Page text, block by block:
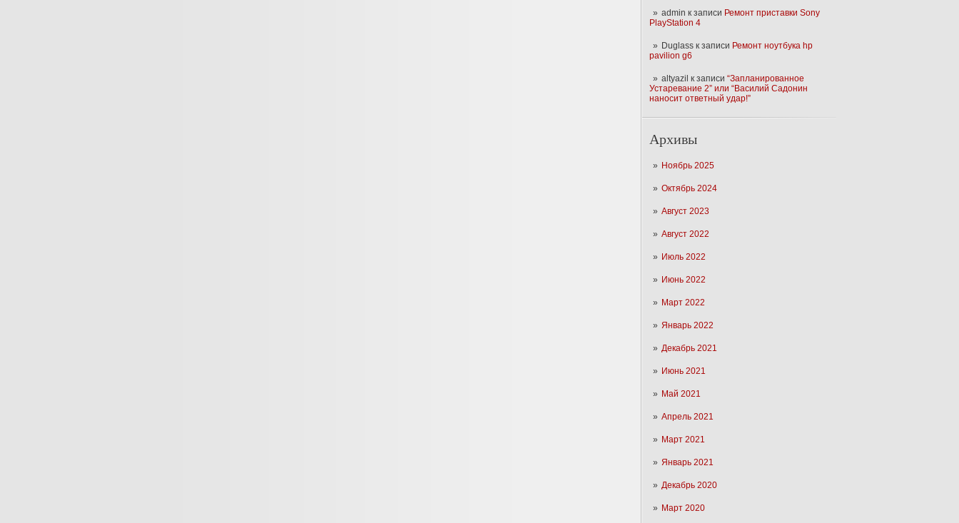
admin к записи Ремонт приставки Sony
PlayStation 4
Duglass к записи Ремонт ноутбука hp
pavilion g6
altyazil к записи “Запланированное
Устаревание 2” или “Василий Садонин
наносит ответный удар!”
Архивы
Ноябрь 2025
Октябрь 2024
Август 2023
Август 2022
Июль 2022
Июнь 2022
Март 2022
Январь 2022
Декабрь 2021
Июнь 2021
Май 2021
Апрель 2021
Март 2021
Январь 2021
Декабрь 2020
Март 2020